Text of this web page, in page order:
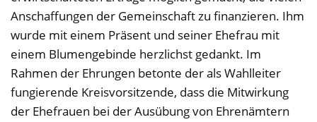
Anschaffungen der Gemeinschaft zu finanzieren. Ihm
wurde mit einem Präsent und seiner Ehefrau mit
einem Blumengebinde herzlichst gedankt. Im
Rahmen der Ehrungen betonte der als Wahlleiter
fungierende Kreisvorsitzende, dass die Mitwirkung
der Ehefrauen bei der Ausübung von Ehrenämtern